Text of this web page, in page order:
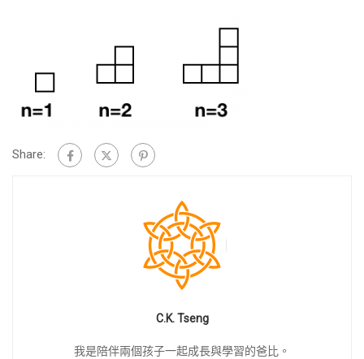
Share:
C.K. Tseng
我是陪伴兩個孩子一起成長與學習的爸比。